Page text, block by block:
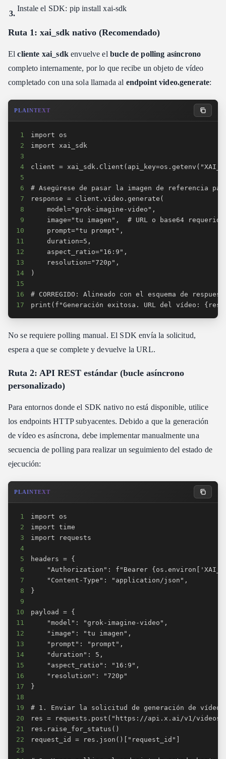
Instale el SDK: pip install xai-sdk
Ruta 1: xai_sdk nativo (Recomendado)
Elcliente xai_sdkenvuelve el bucle de polling asíncrono
completo internamente, por lo que recibe un objeto de vídeo
completado con una sola llamada al endpoint video.generate:
PLAINTEXT
1
2
3
4
5
6
7
8
9
10
11
12
13
14
15
16
17
print(f"Generación exitosa. URL del vídeo:
No se requiere polling manual. El SDK envía la solicitud,
espera a que se complete y devuelve la URL.
Ruta 2: API REST estándar (bucle asíncrono
personalizado)
Para entornos donde el SDK nativo no está disponible, utilice
los endpoints HTTP subyacentes. Debido a que la generación
de vídeo es asíncrona, debe implementar manualmente una
secuencia de polling para realizar un seguimiento del estado de
ejecución:
PLAINTEXT
1
2
3
4
5
6
7
8
9
10
11
12
13
14
15
16
17
18
19
20
21
22
23